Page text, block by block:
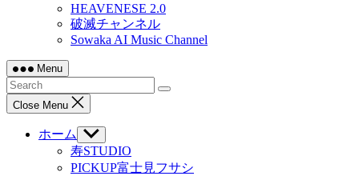
HEAVENESE 2.0
破滅チャンネル
Sowaka AI Music Channel
Menu
Close Menu
ホーム
Show
sub
menu
寿STUDIO
PICKUP富士見フサシ